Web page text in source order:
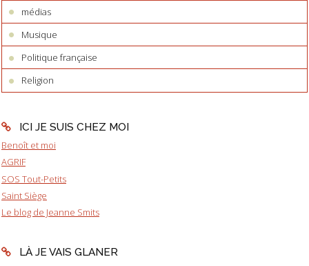
médias
Musique
Politique française
Religion
ICI JE SUIS CHEZ MOI
Benoît et moi
AGRIF
SOS Tout-Petits
Saint Siège
Le blog de Jeanne Smits
LÀ JE VAIS GLANER